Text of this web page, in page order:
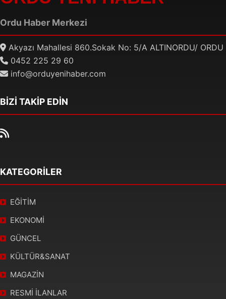
Ordu Haber Merkezi
Akyazı Mahallesi 860.Sokak No: 5/A ALTINORDU/ ORDU
0452 225 29 60
info@orduyenihaber.com
BİZİ TAKİP EDİN
KATEGORİLER
EĞİTİM
EKONOMİ
GÜNCEL
KÜLTÜR&SANAT
MAGAZİN
RESMİ İLANLAR